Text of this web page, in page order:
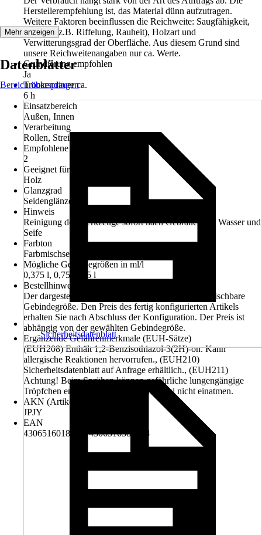
Herstellerempfehlung ist, das Material dünn aufzutragen.
Weitere Faktoren beeinflussen die Reichweite: Saugfähigkeit,
Struktur (z.B. Riffelung, Rauheit), Holzart und
Verwitterungsgrad der Oberfläche. Aus diesem Grund sind
unsere Reichweitenangaben nur ca. Werte.
Grundierung empfohlen
Ja
Trockendauer ca.
6 h
Einsatzbereich
Außen, Innen
Verarbeitung
Rollen, Streichen, Spritzen
Empfohlene Anzahl Anstriche
2
Geeignet für Untergrund
Holz
Glanzgrad
Seidenglänzend
Hinweis
Reinigung der Werkzeuge sofort nach Gebrauch mit Wasser und
Seife
Farbton
Farbmischservice
Mögliche Gebindegrößen in ml/l
0,375 l, 0,75 l, 2,5 l
Bestellhinweis
Der dargestellte Preis bezieht sich auf die kleinste mischbare
Gebindegröße. Den Preis des fertig konfigurierten Artikels
erhalten Sie nach Abschluss der Konfiguration. Der Preis ist
abhängig von der gewählten Gebindegröße.
Ergänzende Gefahrenmerkmale (EUH-Sätze)
(EUH208) Enthält 1,2-Benzisothiazol-3(2H)-on. Kann
allergische Reaktionen hervorrufen., (EUH210)
Sicherheitsdatenblatt auf Anfrage erhältlich., (EUH211)
Achtung! Beim Sprühen können gefährliche lungengängige
Tröpfchen entstehen. Aerosol oder Nebel nicht einatmen.
AKN (Artikelkurznummer)
JPJY
EAN
4306516018475, 4306516389568
Mehr anzeigen
Datenblätter
Bereich überspringen
Sicherheitsdatenblatt